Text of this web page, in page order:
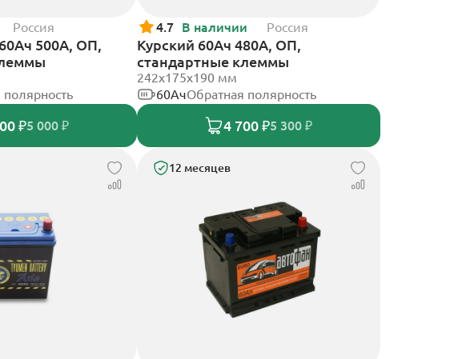
Россия
500А, ОП,
₽5 000 ₽
4.7 В наличии Россия
Курский 60Ач 480А, ОП,
стандартные клеммы
242x175x190 мм
60АчОбратная полярность
4 700 ₽5 300 ₽
12 месяцев